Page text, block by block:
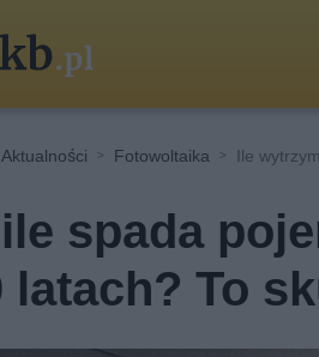
Aktualności Fotowoltaika Ile
spada
latach? To